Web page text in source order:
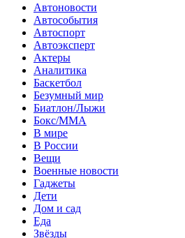
Автоновости
Автособытия
Автоспорт
Автоэксперт
Актеры
Аналитика
Баскетбол
Безумный мир
Биатлон/Лыжи
Бокс/MMA
В мире
В России
Вещи
Военные новости
Гаджеты
Дети
Дом и сад
Еда
Звёзды